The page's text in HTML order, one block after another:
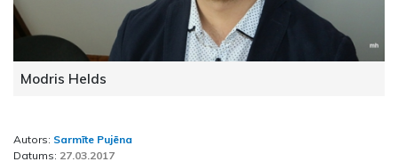
Modris Helds
Autors: Sarmīte Pujēna
Datums: 27.03.2017